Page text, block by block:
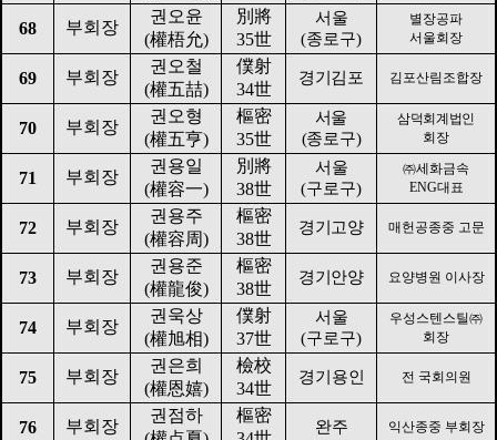
68 부회장
권오윤
(權梧允)
別將
35世
서울
(종로구)
별장공파
서울회장
69 부회장
권오철
(權五喆)
僕射
34世
경기김포 김포산림조합장
70 부회장
권오형
(權五亨)
樞密
35世
서울
(종로구)
삼덕회계법인
회장
71 부회장
권용일
(權容一)
別將
38世
서울
(구로구)
㈜세화금속
ENG대표
72 부회장
권용주
(權容周)
樞密
38世
경기고양 매헌공종중 고문
73 부회장
권용준
(權龍俊)
樞密
38世
경기안양 요양병원 이사장
74 부회장
권욱상
(權旭相)
僕射
37世
서울
(구로구)
우성스텐스틸㈜
회장
75 부회장
권은희
(權恩嬉)
檢校
34世
경기용인 전 국회의원
76 부회장
권점하
樞密
완주 익산종중 부회장